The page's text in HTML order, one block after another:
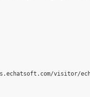
visitor/